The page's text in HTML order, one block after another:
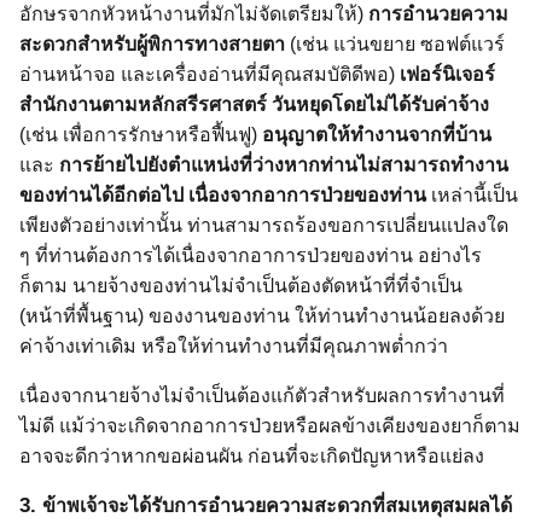
อักษรจากหัวหน้างานที่มักไม่จัดเตรียมให้) การอำนวยความ
สะดวกสำหรับผู้พิการทางสายตา (เช่น แว่นขยาย ซอฟต์แวร์
อ่านหน้าจอ และเครื่องอ่านที่มีคุณสมบัติดีพอ) เฟอร์นิเจอร์
สำนักงานตามหลักสรีรศาสตร์ วันหยุดโดยไม่ได้รับค่าจ้าง
(เช่น เพื่อการรักษาหรือฟื้นฟู) อนุญาตให้ทำงานจากที่บ้าน
และ การย้ายไปยังตำแหน่งที่ว่างหากท่านไม่สามารถทำงาน
ของท่านได้อีกต่อไป เนื่องจากอาการป่วยของท่านเหล่านี้เป็น
เพียงตัวอย่างเท่านั้น ท่านสามารถร้องขอการเปลี่ยนแปลงใด
ๆ ที่ท่านต้องการได้เนื่องจากอาการป่วยของท่าน อย่างไร
ก็ตาม นายจ้างของท่านไม่จำเป็นต้องตัดหน้าที่ที่จำเป็น
(หน้าที่พื้นฐาน) ของงานของท่าน ให้ท่านทำงานน้อยลงด้วย
ค่าจ้างเท่าเดิม หรือให้ท่านทำงานที่มีคุณภาพต่ำกว่า
เนื่องจากนายจ้างไม่จำเป็นต้องแก้ตัวสำหรับผลการทำงานที่
ไม่ดี แม้ว่าจะเกิดจากอาการป่วยหรือผลข้างเคียงของยาก็ตาม
อาจจะดีกว่าหากขอผ่อนผัน ก่อนที่จะเกิดปัญหาหรือแย่ลง
3. ข้าพเจ้าจะได้รับการอำนวยความสะดวกที่สมเหตุสมผลได้